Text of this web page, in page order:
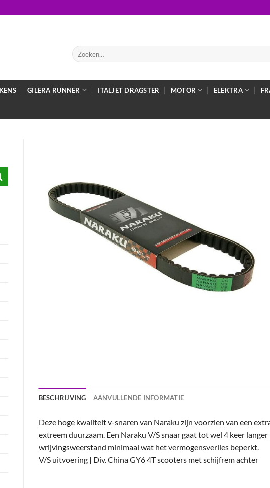
Zoeken
naar:
GILERA RUNNER ITALJET DRAGSTER MOTOR ELEKTRA
BESCHRIJVING AANVULLENDE INFORMATIE
Deze hoge kwaliteit v-snaren van Naraku zijn voorzien van een
extreem duurzaam. Een Naraku V/S snaar gaat tot wel 4 keer
wrijvingsweerstand minimaal wat het vermogensverlies beperkt.
V/S uitvoering | Div. China GY6 4T scooters met schijfrem achter